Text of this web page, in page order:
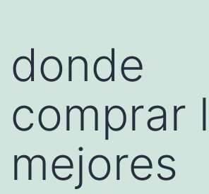
donde
comprar
mejores